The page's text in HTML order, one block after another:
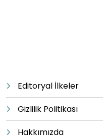
Editoryal İlkeler
Gizlilik Politikası
Hakkımızda